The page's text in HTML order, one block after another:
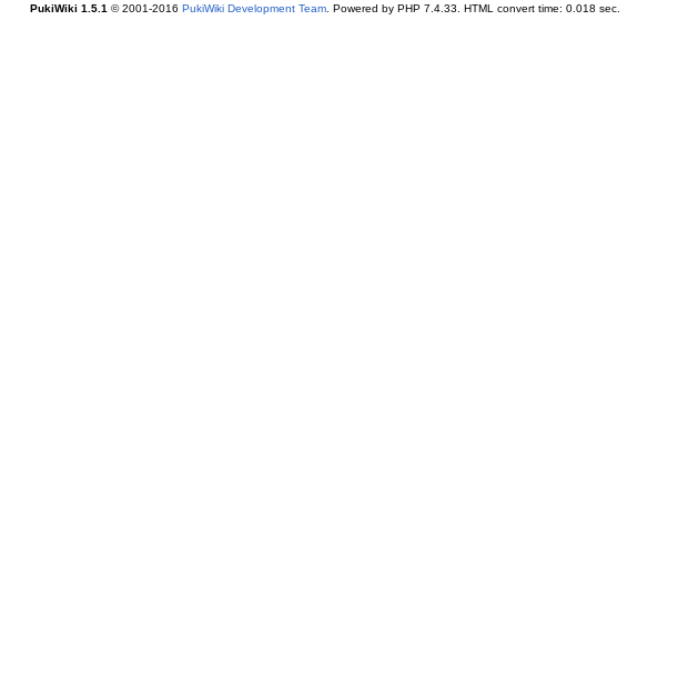
PukiWiki 1.5.1 © 2001-2016 PukiWiki Development Team. Powered by PHP 7.4.33. HTML convert time: 0.018 sec.